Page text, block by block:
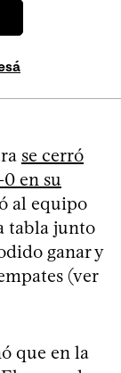
se cerró
en su
al equipo
tabla junto
ganar y
(ver
que en la